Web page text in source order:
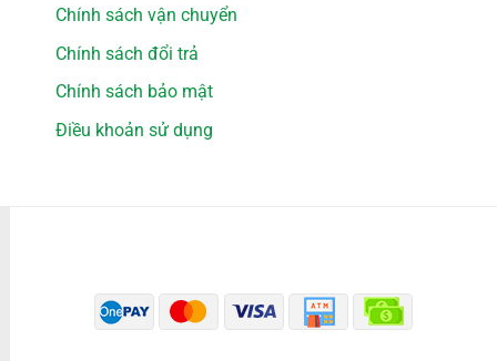
Chính sách vận chuyển
Chính sách đổi trả
Chính sách bảo mật
Điều khoản sử dụng